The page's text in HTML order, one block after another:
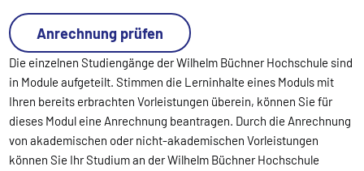
Die einzelnen Studiengänge der Wilhelm Büchner Hochschule sind
in Module aufgeteilt. Stimmen die Lerninhalte eines Moduls mit
Ihren bereits erbrachten Vorleistungen überein, können Sie für
dieses Modul eine Anrechnung beantragen. Durch die Anrechnung
von akademischen oder nicht-akademischen Vorleistungen
können Sie Ihr Studium an der Wilhelm Büchner Hochschule
Anrechnung prüfen